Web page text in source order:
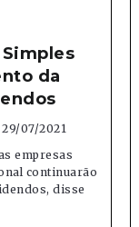
da
29/07/2021
empresas
continuarão
disse